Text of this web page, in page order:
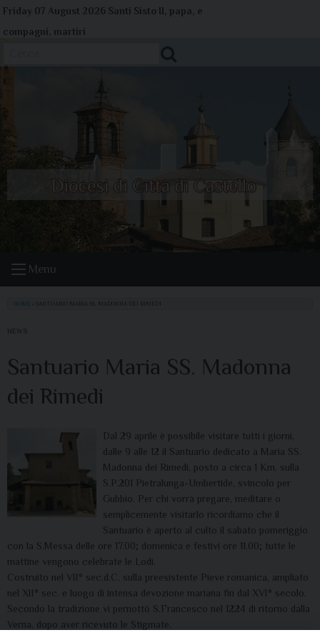
Skip
Friday 07 August 2026 Santi Sisto II, papa, e
compagni, martiri
Menu
HOME
NEWS
Santuario Maria SS. Madonna
dei Rimedi
Dal 29 aprile è possibile visitare tutti i giorni,
dalle 9 alle 12 il Santuario dedicato a Maria SS.
Madonna dei Rimedi, posto a circa 1 Km. sulla
S.P.201 Pietralunga-Umbertide, svincolo per
Gubbio. Per chi vorrà pregare, meditare o
semplicemente visitarlo ricordiamo che il
Santuario è aperto al culto il sabato pomeriggio
con la S.Messa delle ore 17.00; domenica e festivi ore 11.00; tutte le
mattine vengono celebrate le Lodi.
Costruito nel VII° sec.d.C. sulla preesistente Pieve romanica, ampliato
nel XII° sec. e luogo di intensa devozione mariana fin dal XVI° secolo.
Secondo la tradizione vi pernottò S.Francesco nel 1224 di ritorno dalla
Verna, dopo aver ricevuto le Stigmate.